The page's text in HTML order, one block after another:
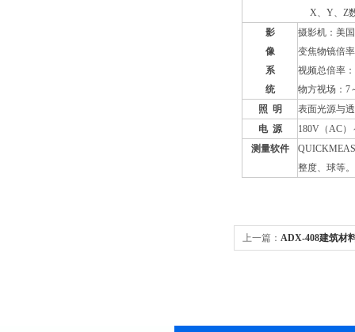
X、Y、Z
影
像
系
统
摄影机：美
变焦物镜倍
视频总倍率
物方视场：7
照 明
表面光源与
电 源
180V（AC）
测量软件
整度、球等。
上一篇： ADX-408建筑材